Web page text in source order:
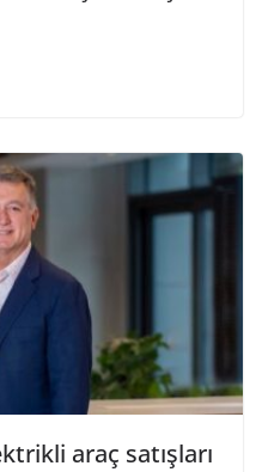
araç satışları